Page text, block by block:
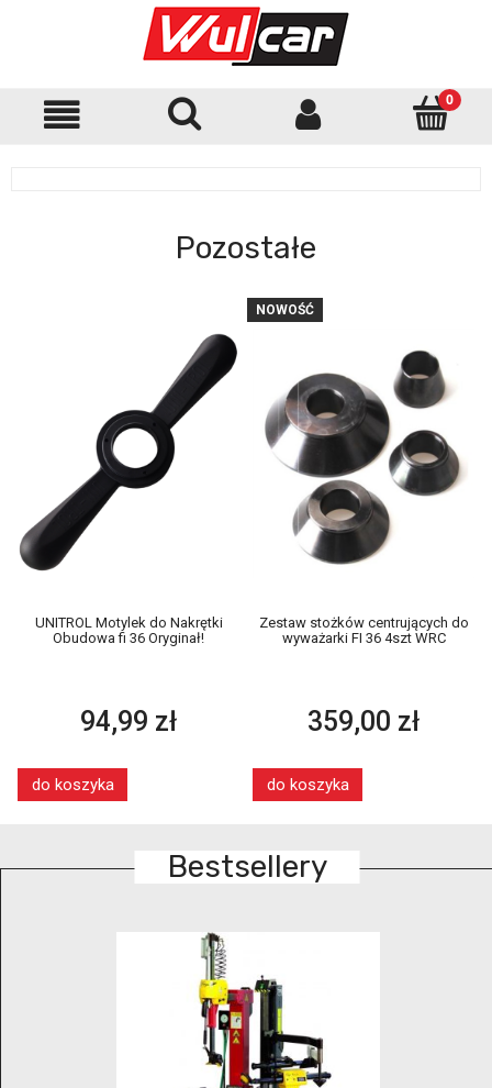
Pozostałe
UNITROL Motylek do Nakrętki
Obudowa fi 36 Oryginał!
94,99 zł
do koszyka
Zestaw stożków centrujących do
wyważarki FI 36 4szt WRC
359,00 zł
do koszyka
NOWOŚĆ
Bestsellery